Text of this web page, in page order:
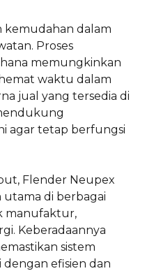
kemudahan dalam
Proses
memungkinkan
waktu dalam
jual yang tersedia di
agar tetap berfungsi
Flender Neupex
di berbagai
manufaktur,
Keberadaannya
sistem
dengan efisien dan